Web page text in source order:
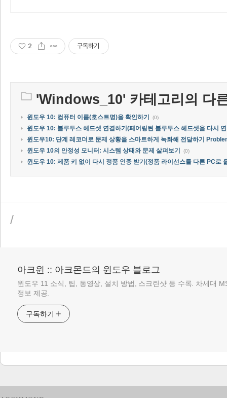
2 구독하기
'Windows_10' 카테고리의 다
윈도우 10: 컴퓨터 이름(호스트명)을 확인하기 (0)
윈도우 10: 블루투스 헤드셋 연결하기(페어링된 블루투스 헤드셋을 다시
윈도우10: 단계 레코더로 문제 상황을 스마트하게 녹화해 전달하기
윈도우 10의 안정성 모니터: 시스템 상태와 문제 살펴보기
(0)
윈도우 10: 제품 키 없이 다시 정품 인증 받기(정품 라이선스를 다른 PC로
/
아크윈 :: 아크몬드의 윈도우 블로그
윈도우 11 소식, 팁, 동영상, 설치 방법, 스크린샷 등 수록. 차세대
정보 제공.
구독하기